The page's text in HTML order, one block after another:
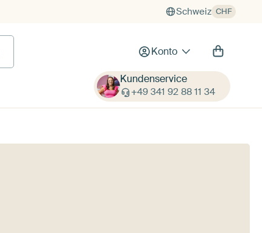
Schweiz CHF
Konto
Kundenservice
+49 341 92 88 11 34